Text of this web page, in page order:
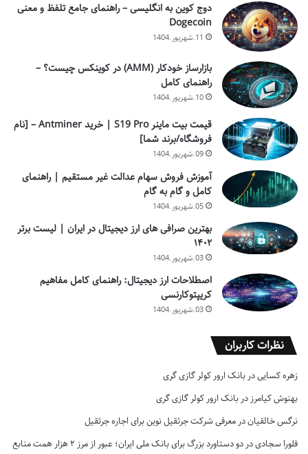
دوج کوین به انگلیسی – راهنمای جامع تلفظ و معنی
Dogecoin
11.شهریور.1404
بازارساز خودکار (AMM) در کوینکس چیست؟ –
راهنمای کامل
10.شهریور.1404
قیمت بیت ماینر S19 Pro | خرید Antminer – [نام
فروشگاه/برند شما]
09.شهریور.1404
آموزش فروش سهام عدالت غیر مستقیم | راهنمای
کامل و گام به گام
05.شهریور.1404
بهترین صرافی های ارز دیجیتال در ایران | لیست برتر
۱۴۰۲
03.شهریور.1404
اصطلاحات ارز دیجیتال: راهنمای کامل مفاهیم
کریپتوکارنسی
03.شهریور.1404
نظرات کاربران
زهره کساییدر بانک ارور کولر گازی گری
بهنوش کیامرز در بانک ارور کولر گازی گری
نرگس خالقیاندر معرفی شرکت جرثقیل نوین برای اجاره جرثقیل
فلورا سجادیدر
دو دستاورد بزرگ برای بانک ملی ایران؛ عبور از مرز ۲ هزار همت منابع